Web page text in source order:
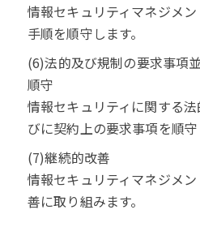
情報セキュリティマネジメ
手順を順守します。
(6)法的及び規制の要求事項
順守
情報セキュリティに関する
びに契約上の要求事項を順守
(7)継続的改善
情報セキュリティマネジメ
善に取り組みます。